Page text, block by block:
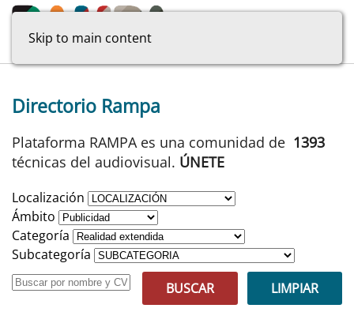
Skip to main content
Directorio Rampa
Plataforma RAMPA es una comunidad de 1393
técnicas del audiovisual. ÚNETE
Localización
Ámbito
Categoría
Subcategoría
BUSCAR
LIMPIAR